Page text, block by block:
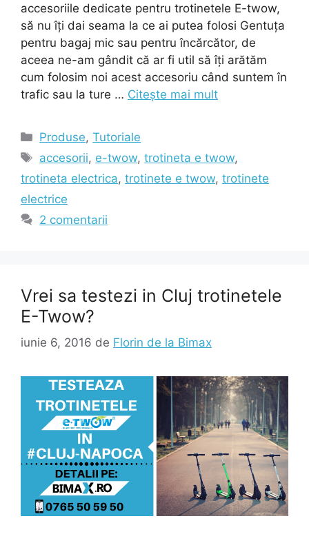
accesoriile dedicate pentru trotinetele E-twow,
să nu îți dai seama la ce ai putea folosi Gentuța
pentru bagaj mic sau pentru încărcător, de
aceea ne-am gândit că ar fi util să îți arătăm
cum folosim noi acest accesoriu când suntem în
trafic sau la ture … Citește mai mult
Categorii
Produse,Tutoriale
Etichete
accesorii, e-twow,trotineta e twow,
trotineta electrica, trotinete e twow, trotinete
electrice
2 comentarii
Vrei sa testezi in Cluj trotinetele
E-Twow?
iunie 6, 2016 de Florin de la Bimax